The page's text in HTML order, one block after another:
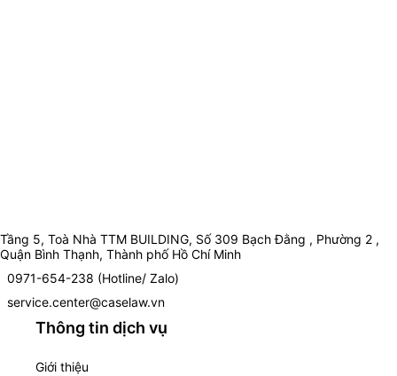
Tầng 5, Toà Nhà TTM BUILDING, Số 309 Bạch Đằng , Phường 2 ,
Quận Bình Thạnh, Thành phố Hồ Chí Minh
0971-654-238 (Hotline/ Zalo)
service.center@caselaw.vn
Thông tin dịch vụ
Giới thiệu